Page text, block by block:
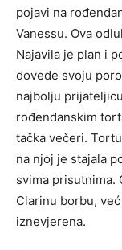
pojavi na
Vanessu. Ova
Najavila je plan i
dovede svoju
najbolju
rođendanskim
tačka večeri.
na njoj je stajala
svima prisutnima.
Clarinu borbu,
iznevjerena.